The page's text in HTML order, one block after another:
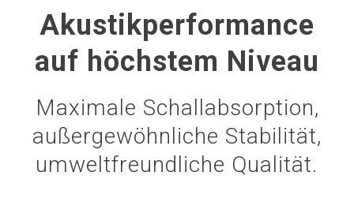
Akustikperformance
auf höchstem Niveau
Maximale Schallabsorption,
außergewöhnliche Stabilität,
umweltfreundliche Qualität.